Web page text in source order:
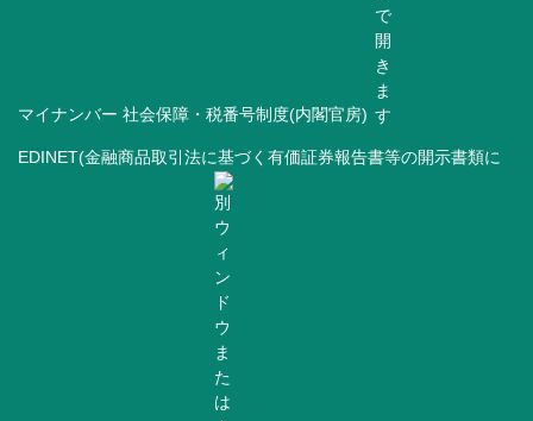
マイナンバー 社会保障・税番号制度(内閣官房)
EDINET(金融商品取引法に基づく有価証券報告書等の開示書類に